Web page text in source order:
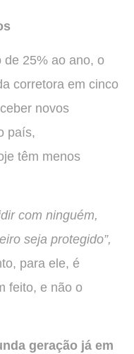
de 25% ao ano, o
corretora em cinco
novos
país,
têm menos
com ninguém,
seja protegido”,
para ele, é
feito, e não o
geração já em